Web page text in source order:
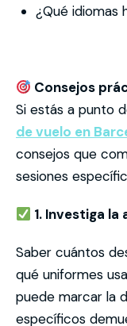
¿Qué idiomas
Consejos
Si estás a punto
de vuelo en
consejos que
sesiones
1. Investiga
Saber cuántos
qué uniformes
puede marcar la
específicos